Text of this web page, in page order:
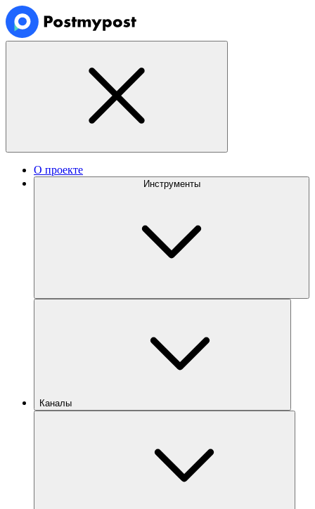
О проекте
Инструменты
Каналы